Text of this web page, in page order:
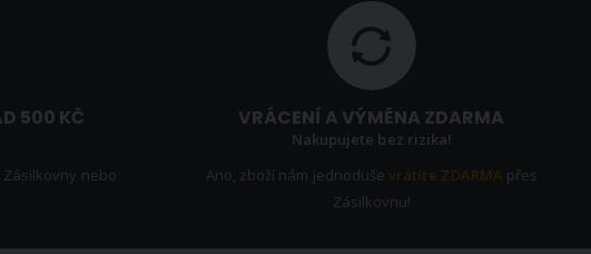
500 KČ
nebo
VRÁCENÍ A VÝMĚNA ZDARMA
Nakupujete bez rizika!
Ano, zboží nám jednoduševrátíte ZDARMA přes
Zásilkovnu!